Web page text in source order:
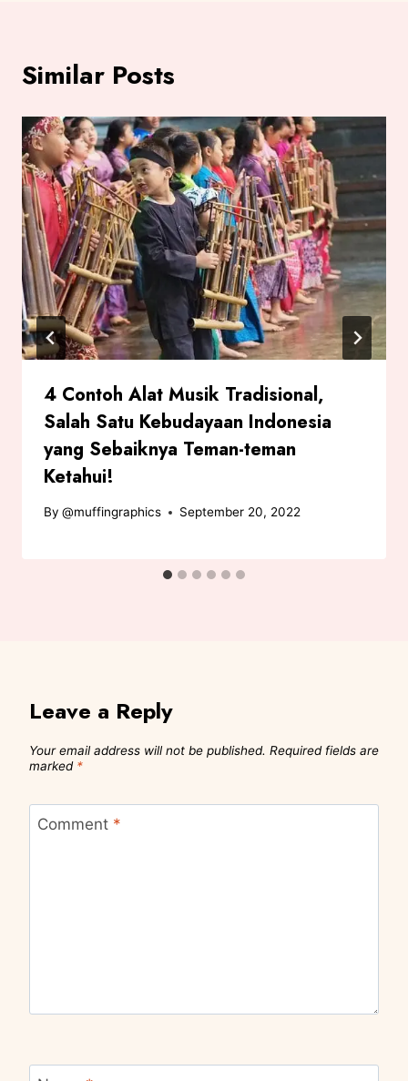
Similar Posts
4 Contoh Alat Musik Tradisional,
Salah Satu Kebudayaan Indonesia
yang Sebaiknya Teman-teman
Ketahui!
By @muffingraphics September 20, 2022
Leave a Reply
Your email address will not be published. Required fields are
marked *
Comment *